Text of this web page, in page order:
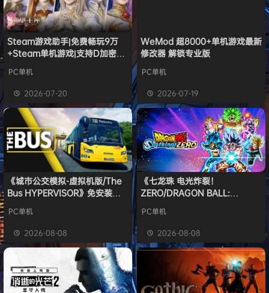
欢迎普洱 加入本站
欢迎0**3 加入本站
欢迎c***s 加入本站
8月6日
欢迎V****y 加入本站 8月6日
加入本站
9小时前
加入本站
64 点积分 17小时前
Steam游戏助手|免费畅玩9万
+Steam单机游戏|支持D加密以
PC单机
2026-07-20
WeMod 超8000+单机游戏最新
修改器 解锁专业版
PC单机
2026-07-19
《城市公交模拟-虚拟机版/The
Bus HYPERVISOR》免安装中
PC单机
2026-08-08
《七龙珠 电光炸裂！
ZERO/DRAGON BALL:
版
PC单机
2026-08-08